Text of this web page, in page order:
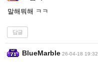
말해뭐해 ㅋㅋ
답글
BlueMarble 26-04-18 19:32